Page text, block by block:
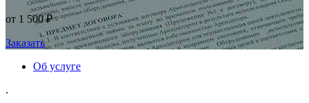
от 1 500 ₽
Заказать
Об услуге
.